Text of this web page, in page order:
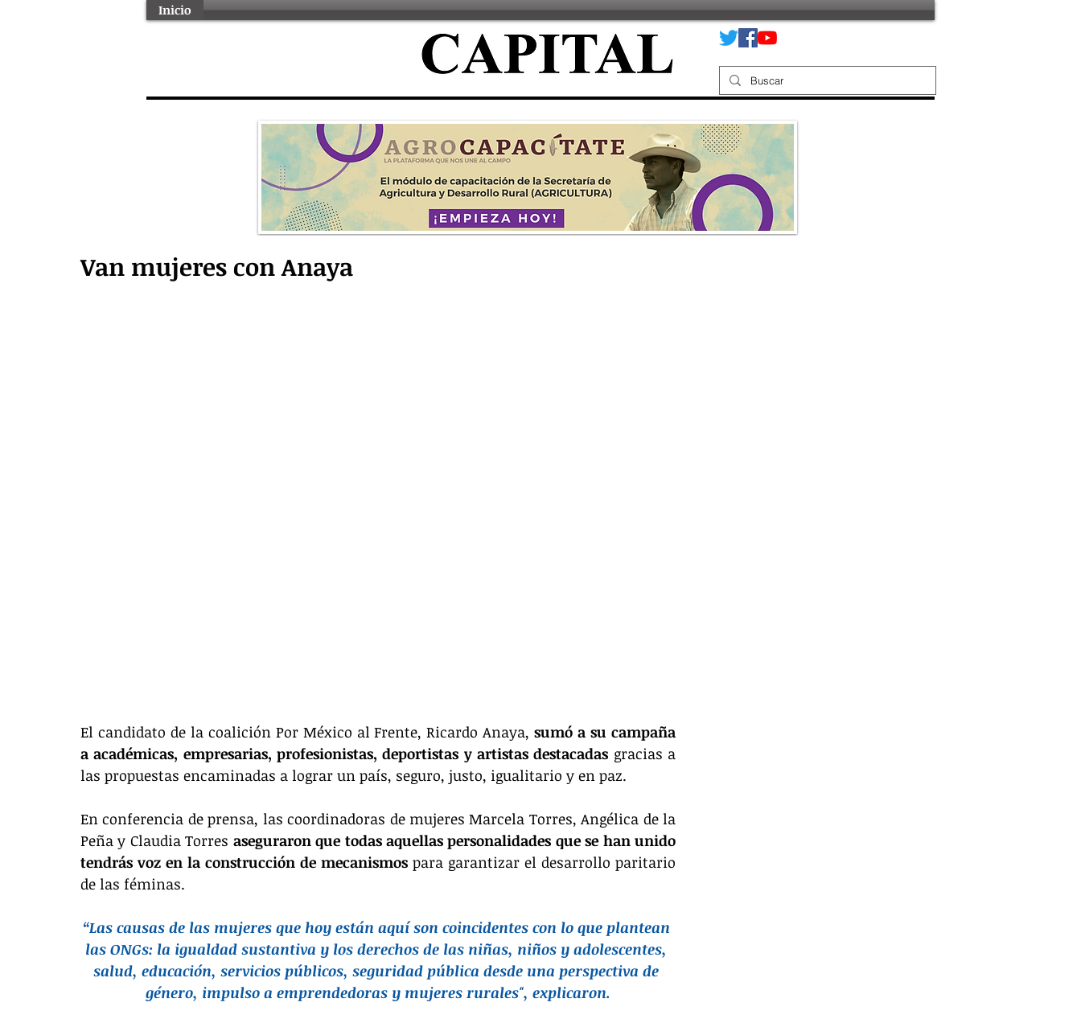
Inicio
Van mujeres con Anaya
El candidato de la coalición Por México al Frente, Ricardo Anaya, sumó a su campaña
a académicas, empresarias, profesionistas, deportistas y artistas destacadas gracias a
las propuestas encaminadas a lograr un país, seguro, justo, igualitario y en paz.
En conferencia de prensa, las coordinadoras de mujeres Marcela Torres, Angélica de la
Peña y Claudia Torres aseguraron que todas aquellas personalidades que se han unido
tendrás voz en la construcción de mecanismos para garantizar el desarrollo paritario
de las féminas.
“Las causas de las mujeres que hoy están aquí son coincidentes con lo que plantean
las ONGs: la igualdad sustantiva y los derechos de las niñas, niños y adolescentes,
salud, educación, servicios públicos, seguridad pública desde una perspectiva de
género, impulso a emprendedoras y mujeres rurales", explicaron.